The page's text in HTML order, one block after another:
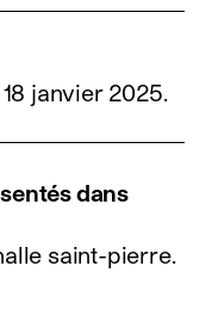
janvier 2025.
dans
saint-pierre.